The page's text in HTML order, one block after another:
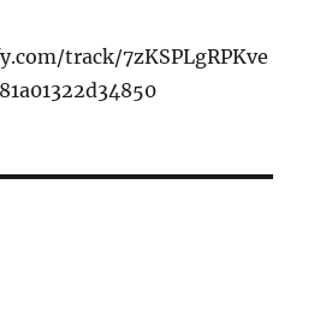
track/7zKSPLgRPKve